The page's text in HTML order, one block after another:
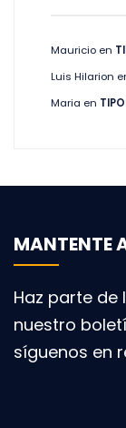
Mauricio en
Luis Hilarion
Maria en
MANTENTE
Haz parte de
nuestro
síguenos en